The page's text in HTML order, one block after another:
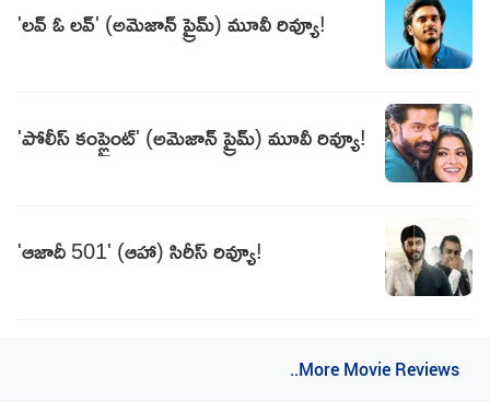
'లవ్ ఓ లవ్' (అమెజాన్ ప్రైమ్) మూవీ రివ్యూ!
'పోలీస్ కంప్లైంట్' (అమెజాన్ ప్రైమ్) మూవీ రివ్యూ!
'ఆజాదీ 501' (ఆహా) సిరీస్ రివ్యూ!
..More Movie Reviews